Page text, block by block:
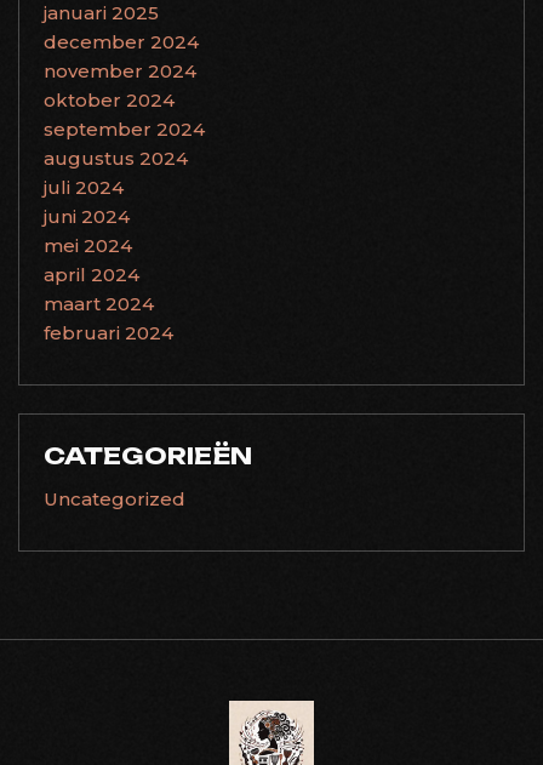
januari 2025
december 2024
november 2024
oktober 2024
september 2024
augustus 2024
juli 2024
juni 2024
mei 2024
april 2024
maart 2024
februari 2024
CATEGORIEËN
Uncategorized